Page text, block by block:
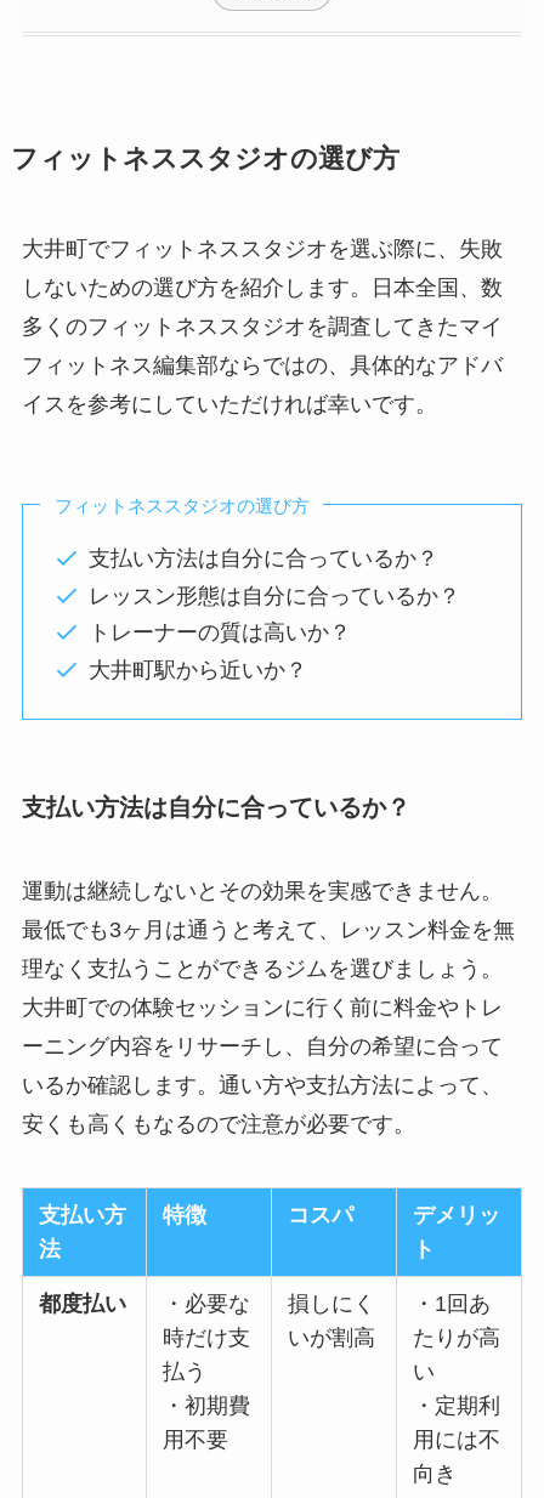
フィットネススタジオの選び方
大井町でフィットネススタジオを選ぶ際に、失敗
しないための選び方を紹介します。日本全国、数
多くのフィットネススタジオを調査してきたマイ
フィットネス編集部ならではの、具体的なアドバ
イスを参考にしていただければ幸いです。
フィットネススタジオの選び方
支払い方法は自分に合っているか？
レッスン形態は自分に合っているか？
トレーナーの質は高いか？
大井町駅から近いか？
支払い方法は自分に合っているか？
運動は継続しないとその効果を実感できません。
最低でも3ヶ月は通うと考えて、レッスン料金を無
理なく支払うことができるジムを選びましょう。
大井町での体験セッションに行く前に料金やトレ
ーニング内容をリサーチし、自分の希望に合って
いるか確認します。通い方や支払方法によって、
安くも高くもなるので注意が必要です。
支払い方
法
特徴 コスパ
デメリッ
ト
都度払い
・必要な
時だけ支
払う
・初期費
用不要
損しにく
いが割高
・1回あ
たりが高
い
・定期利
用には不
向き